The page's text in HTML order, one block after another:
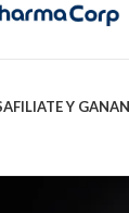
AFILIATE Y GANA